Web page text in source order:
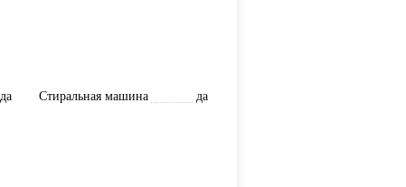
да Стиральная машина
да